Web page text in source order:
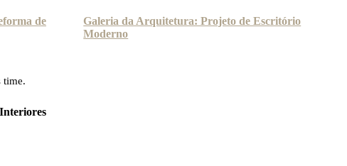
de
Galeria da Arquitetura: Projeto de Escritório
Moderno
time.